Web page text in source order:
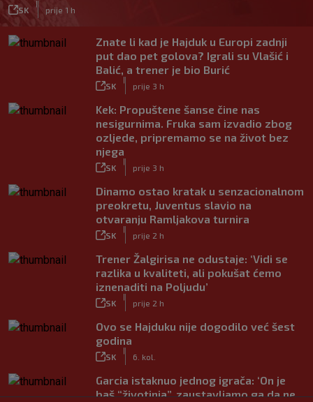
SK prije 1 h
Znate li kad je Hajduk u Europi zadnji
put dao pet golova? Igrali su Vlašić i
Balić, a trener je bio Burić
SK prije 3 h
Kek: Propuštene šanse čine nas
nesigurnima. Fruka sam izvadio zbog
ozljede, pripremamo se na život bez
njega
SK prije 3 h
Dinamo ostao kratak u senzacionalnom
preokretu, Juventus slavio na
otvaranju Ramljakova turnira
SK prije 2 h
Trener Žalgirisa ne odustaje: ‘Vidi se
razlika u kvaliteti, ali pokušat ćemo
iznenaditi na Poljudu’
SK prije 2 h
Ovo se Hajduku nije dogodilo već šest
godina
SK 6. kol.
Garcia istaknuo jednog igrača: ‘On je
baš “životinja”, zaustavljamo ga da ne